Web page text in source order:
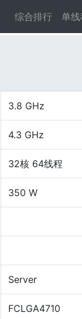
综合排行 单线
3.8 GHz
4.3 GHz
32核 64线程
350 W
Server
FCLGA4710